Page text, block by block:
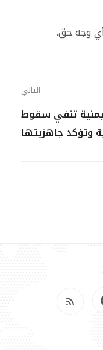
أي وجه حق.
التالي
تنفي سقوط
وتؤكد جاهزيتها